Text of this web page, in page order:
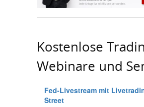
Kostenlose
Webinare und